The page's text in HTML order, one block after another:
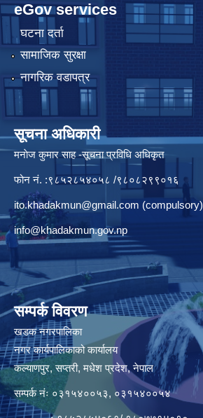
eGov services
घटना दर्ता
सामाजिक सुरक्षा
नागरिक वडापत्र
सूचना अधिकारी
मनाेज कुमार साह -सूचना प्रविधि अधिकृत
फोन नं. :९८५२८५४०५८ /९८०८२९९०१६
ito.khadakmun@gmail.com (compulsory)
info@khadakmun.gov.np
सम्पर्क विवरण
खडक नगरपालिका
नगर कार्यपालिकाको कार्यालय
कल्याणपुर, सप्तरी, मधेश प्रदेश, नेपाल
सम्पर्क नंः ०३१५४००५३, ०३१५४००५४